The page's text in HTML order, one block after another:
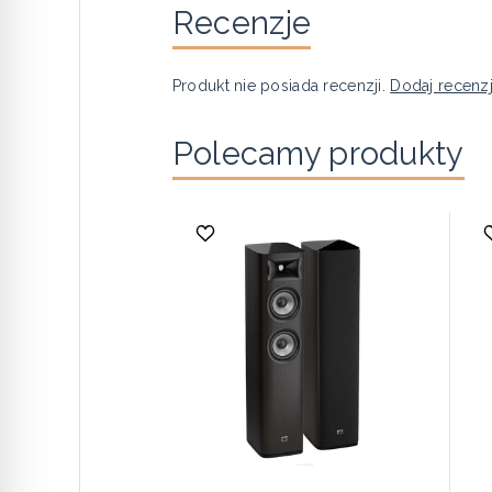
Recenzje
Produkt nie posiada recenzji. Dodaj
Polecamy produkty